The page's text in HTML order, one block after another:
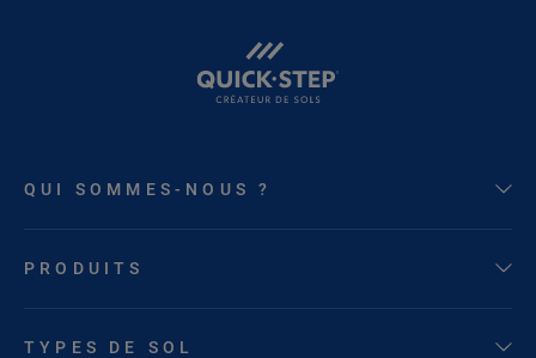
QUI SOMMES-NOUS ?
PRODUITS
TYPES DE SOL